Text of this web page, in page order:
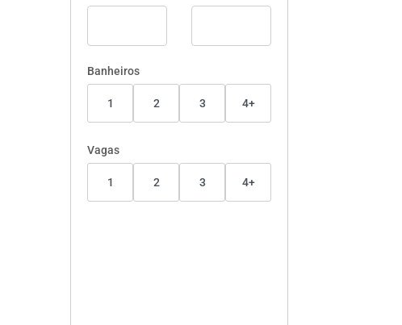
Banheiros
1 2 3 4+
Vagas
1 2 3 4+